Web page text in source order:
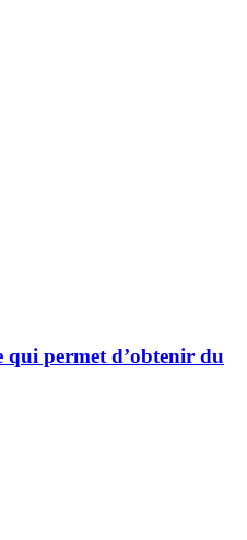
permet d’obtenir du